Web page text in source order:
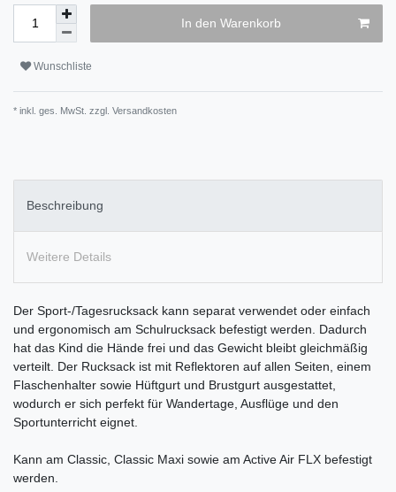
In den Warenkorb
Wunschliste
* inkl. ges. MwSt. zzgl. Versandkosten
Beschreibung
Weitere Details
Der Sport-/Tagesrucksack kann separat verwendet oder einfach
und ergonomisch am Schulrucksack befestigt werden. Dadurch
hat das Kind die Hände frei und das Gewicht bleibt gleichmäßig
verteilt. Der Rucksack ist mit Reflektoren auf allen Seiten, einem
Flaschenhalter sowie Hüftgurt und Brustgurt ausgestattet,
wodurch er sich perfekt für Wandertage, Ausflüge und den
Sportunterricht eignet.
Kann am Classic, Classic Maxi sowie am Active Air FLX befestigt
werden.